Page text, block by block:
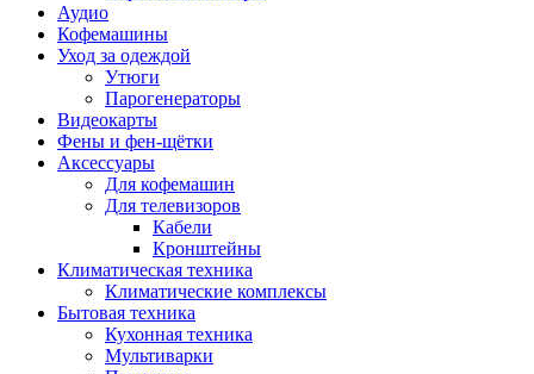
Аудио
Кофемашины
Уход за одеждой
Утюги
Парогенераторы
Видеокарты
Фены и фен-щётки
Аксессуары
Для кофемашин
Для телевизоров
Кабели
Кронштейны
Климатическая техника
Климатические комплексы
Бытовая техника
Кухонная техника
Мультиварки